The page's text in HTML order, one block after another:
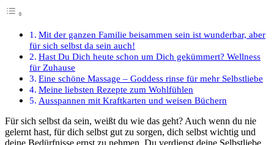
Mit der ganzen Familie beisammen sein ist wunderbar, aber
für sich selbst da sein auch!
Hast Du Dich heute schon um Dich gekümmert? Wellness
für Zuhause
Eine schöne Massage – Goddess rinse für mehr Selbstliebe
Meine liebsten Rezepte zum Wohlfühlen
Ausspannen mit Kraftkarten und weisen Büchern
Für sich selbst da sein, weißt du wie das geht? Auch wenn du nie
gelernt hast, für dich selbst gut zu sorgen, dich selbst wichtig und